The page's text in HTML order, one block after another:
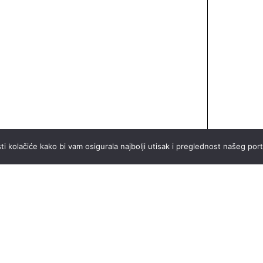
kolačiće kako bi vam osigurala najbolji utisak i preglednost našeg